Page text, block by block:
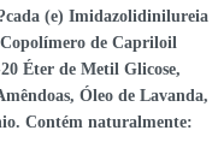
(e) Imidazolidinilureia
de Capriloil
Éter de Metil Glicose,
Óleo de Lavanda,
Contém naturalmente: